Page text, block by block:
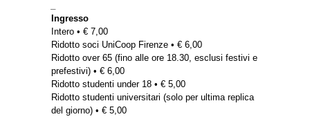
Ingresso
Intero • € 7,00
Ridotto soci UniCoop Firenze • € 6,00
Ridotto over 65 (fino alle ore 18.30, esclusi festivi e
prefestivi) • € 6,00
Ridotto studenti under 18 • € 5,00
Ridotto studenti universitari (solo per ultima replica
del giorno) • € 5,00